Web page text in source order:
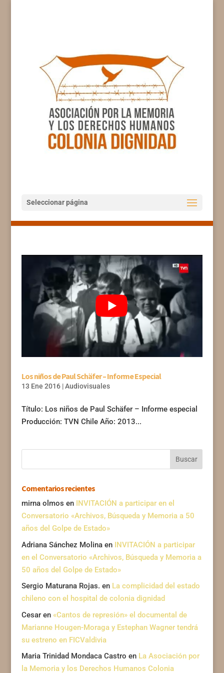
Seleccionar página
Los niños de Paul Schäfer – Informe Especial
13 Ene 2016|Audiovisuales
Título: Los niños de Paul Schäfer – Informe especial
Producción: TVN Chile Año: 2013...
Comentarios recientes
mirna olmos en INVITACIÓN a participar en el
Conversatorio «Archivos, Búsqueda y Memoria a 50
años del Golpe de Estado»
Adriana Sánchez Molinaen INVITACIÓN a participar
en el Conversatorio «Archivos, Búsqueda y Memoria a
50 años del Golpe de Estado»
Sergio Maturana Rojas. en La complicidad del estado
chileno con el hospital de colonia dignidad
Cesaren «Cantos de represión» el documental de
Marianne Hougen-Moraga y Estephan Wagner tendrá
su estreno en FICValdivia
Maria Trinidad Mondaca Castro en La Asociación por
la Memoria y los Derechos Humanos Colonia